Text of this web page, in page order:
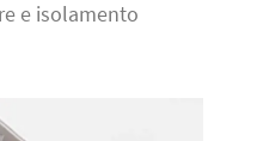
e isolamento